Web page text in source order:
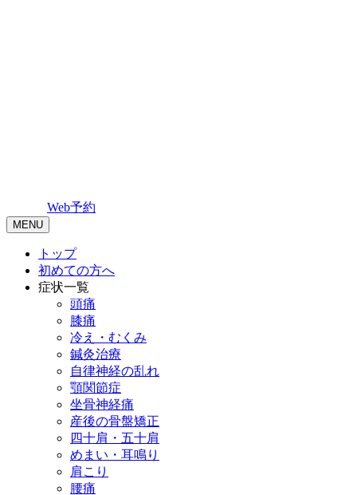
Web予約
MENU
トップ
初めての方へ
症状一覧
頭痛
膝痛
冷え・むくみ
鍼灸治療
自律神経の乱れ
顎関節症
坐骨神経痛
産後の骨盤矯正
四十肩・五十肩
めまい・耳鳴り
肩こり
腰痛